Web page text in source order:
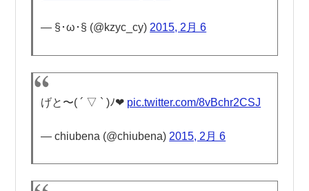
— §･ω･§ (@kzyc_cy) 2015, 2月 6
げと〜( ´ ▽ ` )ﾉ❤︎ pic.twitter.com/8vBchr2CSJ
— chiubena (@chiubena) 2015, 2月 6